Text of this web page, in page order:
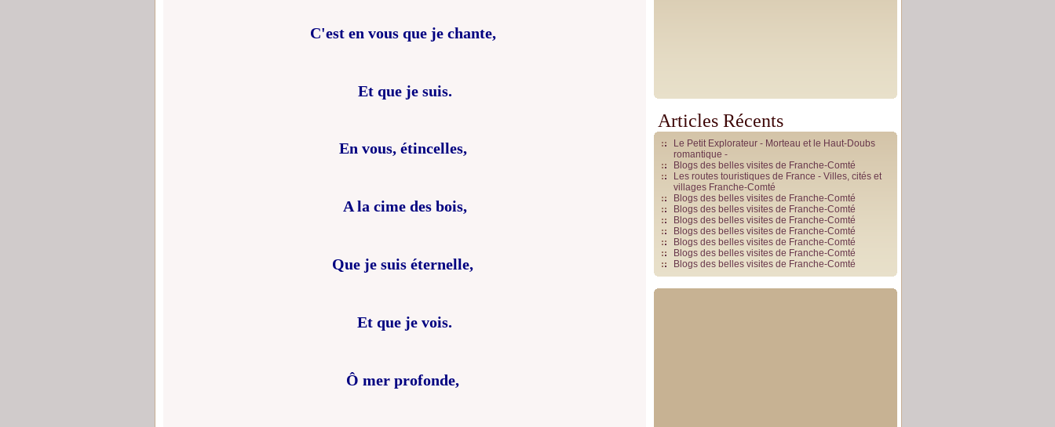
C'est en vous que je chante,
Et que je suis.
En vous, étincelles,
A la cime des bois,
Que je suis éternelle,
Et que je vois.
Ô mer profonde,
Articles Récents
Le Petit Explorateur - Morteau et le Haut-Doubs
romantique -
Blogs des belles visites de Franche-Comté
Les routes touristiques de France - Villes, cités et
villages Franche-Comté
Blogs des belles visites de Franche-Comté
Blogs des belles visites de Franche-Comté
Blogs des belles visites de Franche-Comté
Blogs des belles visites de Franche-Comté
Blogs des belles visites de Franche-Comté
Blogs des belles visites de Franche-Comté
Blogs des belles visites de Franche-Comté